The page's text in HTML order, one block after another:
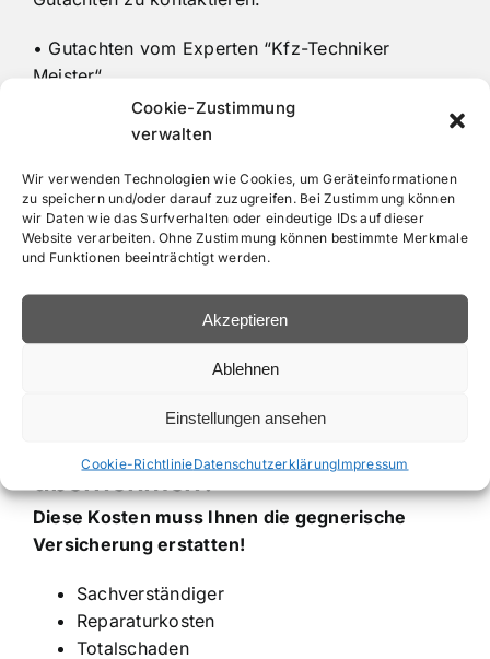
Cookie-Zustimmung
verwalten
Wir verwenden Technologien wie Cookies, um Geräteinformationen
zu speichern und/oder darauf zuzugreifen. Bei Zustimmung können
wir Daten wie das Surfverhalten oder eindeutige IDs auf dieser
Website verarbeiten. Ohne Zustimmung können bestimmte Merkmale
und Funktionen beeinträchtigt werden.
Akzeptieren
Ablehnen
Einstellungen ansehen
Cookie-RichtlinieDatenschutzerklärungImpressum
• Gutachten vom Experten “Kfz-Techniker
Meister“
• Schnell und unkompliziert
• Freier und unabhängiger Kfz Gutachter
Welche Kosten muss die
übernehmen?
Diese Kosten muss Ihnen die gegnerische
Versicherung erstatten!
Sachverständiger
Reparaturkosten
Totalschaden